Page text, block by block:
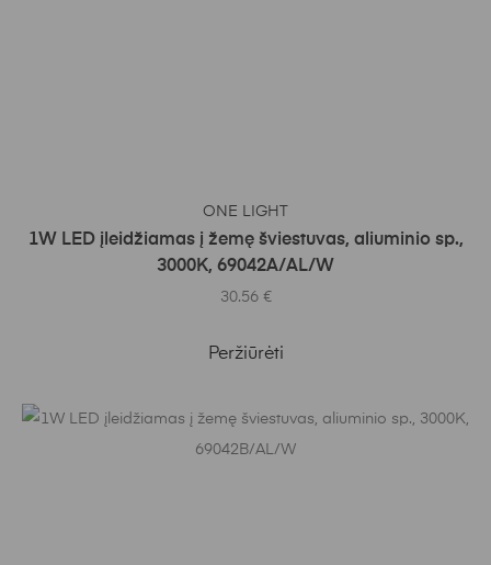
ONE LIGHT
1W LED įleidžiamas į žemę šviestuvas, aliuminio sp.,
3000K, 69042A/AL/W
30.56 €
Peržiūrėti